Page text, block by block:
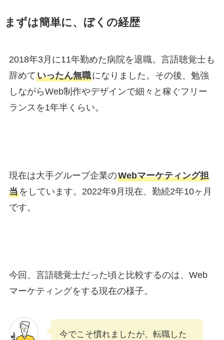
まずは簡単に、ぼくの経歴
2018年3月に11年勤めた病院を退職。言語聴覚士も
辞めていったん無職になりました。その後、勉強
しながらWeb制作やデザインで細々と稼ぐフリー
ランスを1年半くらい。
現在は大手グループ企業のWebマーケティング担
当をしています。2022年9月現在、勤続2年10ヶ月
です。
今回、言語聴覚士だった頃と比較するのは、Web
マーケティングをする現在の様子。
今でこそ慣れましたが、転職した